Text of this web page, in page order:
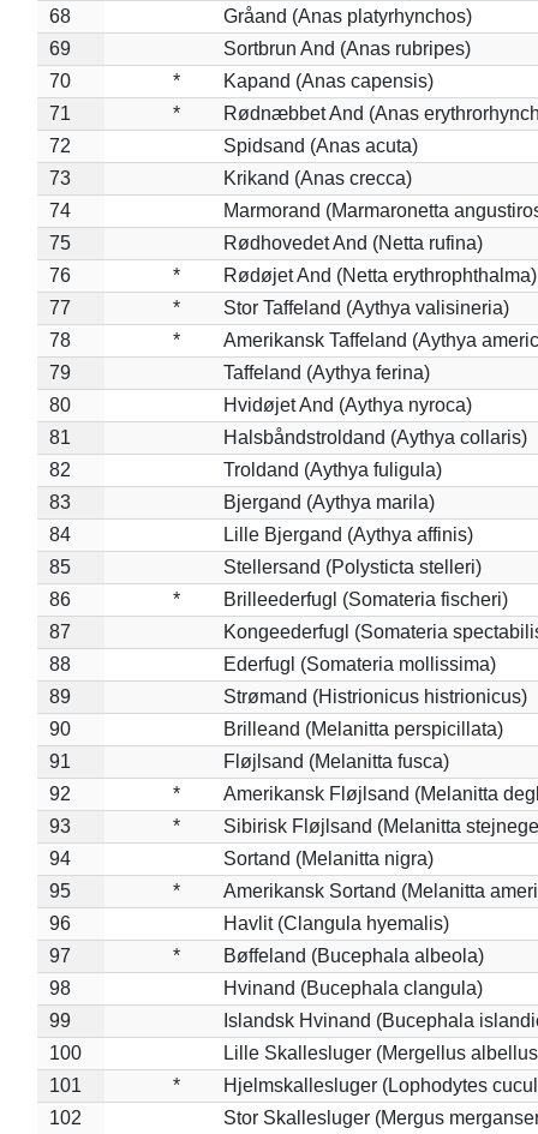
68
Gråand (Anas platyrhynchos)
69
Sortbrun And (Anas rubripes)
70
*
Kapand (Anas capensis)
71
*
Rødnæbbet And (Anas
72
Spidsand (Anas acuta)
73
Krikand (Anas crecca)
74
Marmorand (Marmaronetta
75
Rødhovedet And (Netta rufina)
76
*
Rødøjet And (Netta erythrophthalma)
77
*
Stor Taffeland (Aythya valisineria)
78
*
Amerikansk Taffeland (Aythya
79
Taffeland (Aythya ferina)
80
Hvidøjet And (Aythya nyroca)
81
Halsbåndstroldand (Aythya collaris)
82
Troldand (Aythya fuligula)
83
Bjergand (Aythya marila)
84
Lille Bjergand (Aythya affinis)
85
Stellersand (Polysticta stelleri)
86
*
Brilleederfugl (Somateria fischeri)
87
Kongeederfugl (Somateria
88
Ederfugl (Somateria mollissima)
89
Strømand (Histrionicus histrionicus)
90
Brilleand (Melanitta perspicillata)
91
Fløjlsand (Melanitta fusca)
92
*
Amerikansk Fløjlsand (Melanitta
93
*
Sibirisk Fløjlsand (Melanitta
94
Sortand (Melanitta nigra)
95
*
Amerikansk Sortand (Melanitta
96
Havlit (Clangula hyemalis)
97
*
Bøffeland (Bucephala albeola)
98
Hvinand (Bucephala clangula)
99
Islandsk Hvinand (Bucephala
100
Lille Skallesluger (Mergellus
101
*
Hjelmskallesluger (Lophodytes
102
Stor Skallesluger (Mergus